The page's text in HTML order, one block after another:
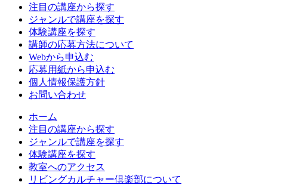
注目の講座から探す
ジャンルで講座を探す
体験講座を探す
講師の応募方法について
Webから申込む
応募用紙から申込む
個人情報保護方針
お問い合わせ
ホーム
注目の講座から探す
ジャンルで講座を探す
体験講座を探す
教室へのアクセス
リビングカルチャー倶楽部について